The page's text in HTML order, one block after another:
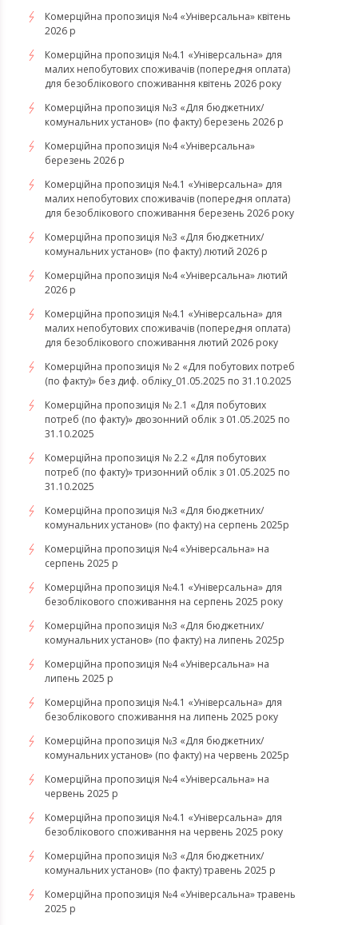
Комерційна пропозиція №4 «Універсальна» квітень
2026 р
Комерційна пропозиція №4.1 «Універсальна» для
малих непобутових споживачів (попередня оплата)
для безоблікового споживання квітень 2026 року
Комерційна пропозиція №3 «Для бюджетних/
комунальних установ» (по факту) березень 2026 р
Комерційна пропозиція №4 «Універсальна»
березень 2026 р
Комерційна пропозиція №4.1 «Універсальна» для
малих непобутових споживачів (попередня оплата)
для безоблікового споживання березень 2026 року
Комерційна пропозиція №3 «Для бюджетних/
комунальних установ» (по факту) лютий 2026 р
Комерційна пропозиція №4 «Універсальна» лютий
2026 р
Комерційна пропозиція №4.1 «Універсальна» для
малих непобутових споживачів (попередня оплата)
для безоблікового споживання лютий 2026 року
Комерційна пропозиція № 2 «Для побутових потреб
(по факту)» без диф. обліку_01.05.2025 по 31.10.2025
Комерційна пропозиція № 2.1 «Для побутових
потреб (по факту)» двозонний облік з 01.05.2025 по
31.10.2025
Комерційна пропозиція № 2.2 «Для побутових
потреб (по факту)» тризонний облік з 01.05.2025 по
31.10.2025
Комерційна пропозиція №3 «Для бюджетних/
комунальних установ» (по факту) на серпень 2025р
Комерційна пропозиція №4 «Універсальна» на
серпень 2025 р
Комерційна пропозиція №4.1 «Універсальна» для
безоблікового споживання на серпень 2025 року
Комерційна пропозиція №3 «Для бюджетних/
комунальних установ» (по факту) на липень 2025р
Комерційна пропозиція №4 «Універсальна» на
липень 2025 р
Комерційна пропозиція №4.1 «Універсальна» для
безоблікового споживання на липень 2025 року
Комерційна пропозиція №3 «Для бюджетних/
комунальних установ» (по факту) на червень 2025р
Комерційна пропозиція №4 «Універсальна» на
червень 2025 р
Комерційна пропозиція №4.1 «Універсальна» для
безоблікового споживання на червень 2025 року
Комерційна пропозиція №3 «Для бюджетних/
комунальних установ» (по факту) травень 2025 р
Комерційна пропозиція №4 «Універсальна» травень
2025 р